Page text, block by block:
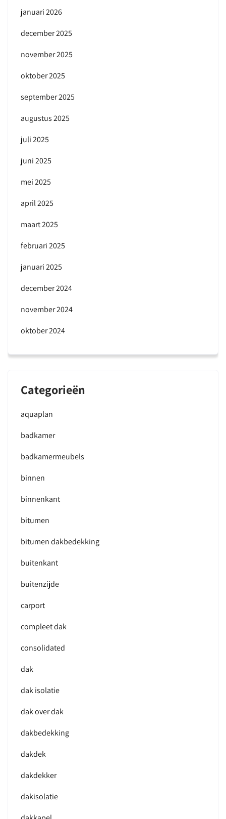
januari 2026
december 2025
november 2025
oktober 2025
september 2025
augustus 2025
juli 2025
juni 2025
mei 2025
april 2025
maart 2025
februari 2025
januari 2025
december 2024
november 2024
oktober 2024
Categorieën
aquaplan
badkamer
badkamermeubels
binnen
binnenkant
bitumen
bitumen dakbedekking
buitenkant
buitenzijde
carport
compleet dak
consolidated
dak
dak isolatie
dak over dak
dakbedekking
dakdek
dakdekker
dakisolatie